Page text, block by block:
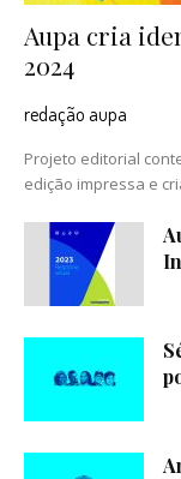
Aupa cria
2024
redação aupa
Projeto editorial
edição impressa e